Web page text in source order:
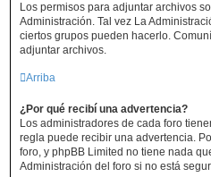
Los permisos para adjuntar archivos
Administración. Tal vez La
ciertos grupos pueden hacerlo.
adjuntar archivos.
Arriba
¿Por qué recibí una advertencia?
Los administradores de cada foro
regla puede recibir una advertencia.
foro, y phpBB Limited no tiene nada
Administración del foro si no está